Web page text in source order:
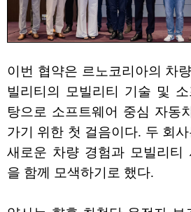
이번 협약은 르노코리아의 차
빌리티의 모빌리티 기술 및
탕으로 소프트웨어 중심 자동
가기 위한 첫 걸음이다. 두 회
새로운 차량 경험과 모빌리티
을 함께 모색하기로 했다.